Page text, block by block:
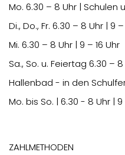
Mo. 6.30 – 8 Uhr | Schulen
Di., Do., Fr. 6.30 – 8 Uhr | 9
Mi. 6.30 – 8 Uhr | 9 – 16 Uhr
Sa., So. u. Feiertag 6.30 – 8
Hallenbad - in den
Mo. bis So. | 6.30 - 8 Uhr |
Zahlmethoden